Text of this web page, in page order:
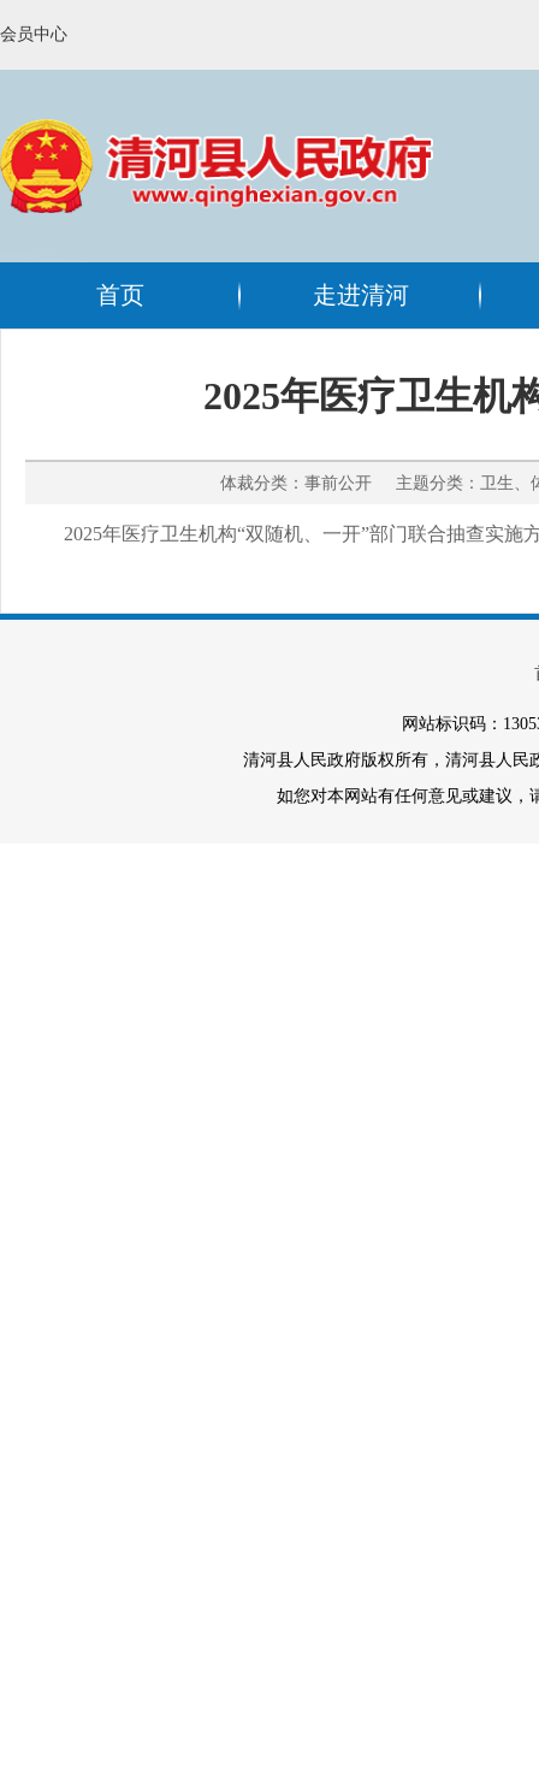
会员中心
首页 走进清河
2025年医疗卫生机
体裁分类：事前公开 主题分类：卫
2025年医疗卫生机构“双随机、一开”部门联合抽查实施
网站标识码：
清河县人民政府版权所有，清河县人
如您对本网站有任何意见或建议，